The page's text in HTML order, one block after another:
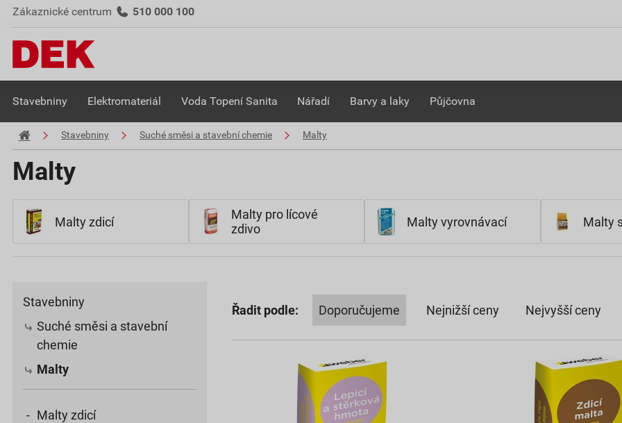
Zákaznické centrum 510 000 100
Stavebniny Elektromateriál Voda Topení Sanita Nářadí Barvy a laky Půjčovna
Stavebniny Suché směsi a stavební chemie Malty
Malty
Malty zdicí
Malty pro lícové
zdivo
Malty vyrovnávací Malty
Stavebniny
Suché směsi a stavební
chemie
Malty
Malty zdicí
Řadit podle: Doporučujeme Nejnižší ceny Nejvyšší ceny